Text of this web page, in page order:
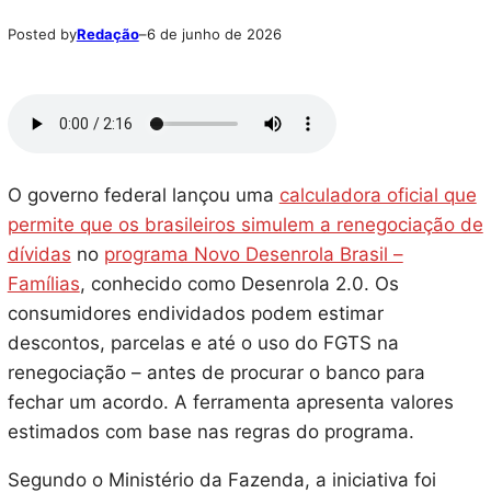
Posted byRedação–6 de junho de 2026
O governo federal lançou uma calculadora oficial que
permite que os brasileiros simulem a renegociação de
dívidas no programa Novo Desenrola Brasil –
Famílias, conhecido como Desenrola 2.0. Os
consumidores endividados podem estimar
descontos, parcelas e até o uso do FGTS na
renegociação – antes de procurar o banco para
fechar um acordo. A ferramenta apresenta valores
estimados com base nas regras do programa.
Segundo o Ministério da Fazenda, a iniciativa foi